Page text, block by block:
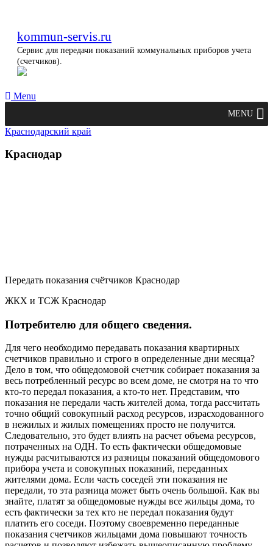
kommun-servis.ru
Сервис для передачи показаний коммунальных приборов учета
(счетчиков).
Menu
MENU
Краснодарский край
Краснодар
Передать показания счётчиков Краснодар
ЖКХ и ТСЖ Краснодар
Потребителю для общего сведения.
Для чего необходимо передавать показания квартирных
счетчиков правильно и строго в определенные дни месяца?
Дело в том, что общедомовой счетчик собирает показания за
весь потребленный ресурс во всем доме, не смотря на то что
кто-то передал показания, а кто-то нет. Представим, что
показания не передали часть жителей дома, тогда рассчитать
точно общий совокупный расход ресурсов, израсходованного
в нежилых и жилых помещениях просто не получится.
Следовательно, это будет влиять на расчет объема ресурсов,
потраченных на ОДН. То есть фактически общедомовые
нужды расчитываются из разницы показаний общедомового
прибора учета и совокупных показаний, переданных
жителями дома. Если часть соседей эти показания не
передали, то эта разница может быть очень большой. Как вы
знайте, платят за общедомовые нужды все жильцы дома, то
есть фактически за тех кто не передал показания будут
платить его соседи. Поэтому своевременно переданные
показания счетчиков жильцами дома повышают точность